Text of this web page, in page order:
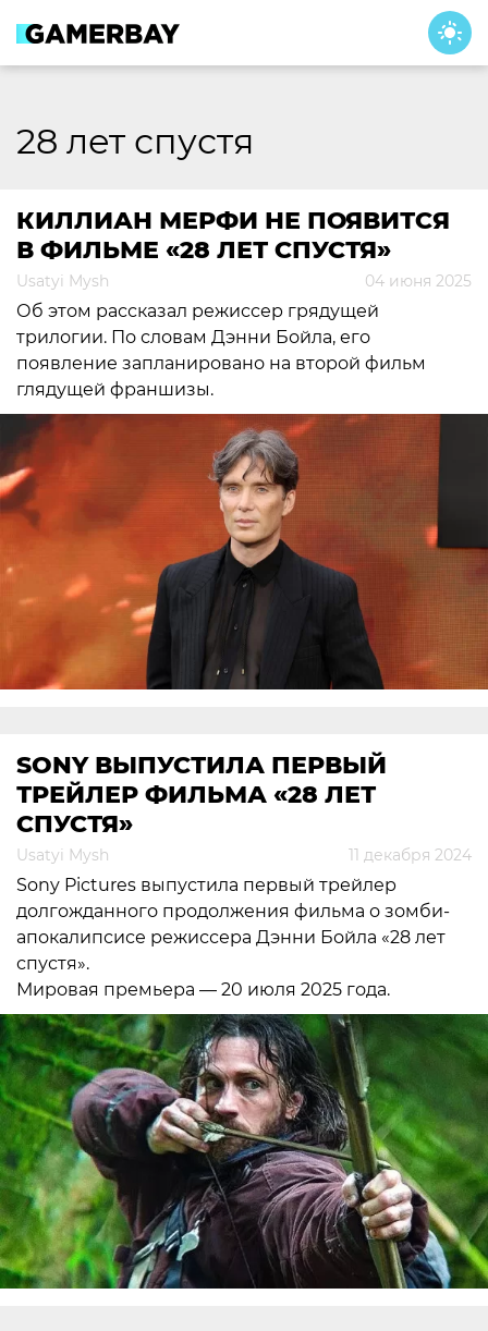
content
28 лет спустя
КИЛЛИАН МЕРФИ НЕ ПОЯВИТСЯ
В ФИЛЬМЕ «28 ЛЕТ СПУСТЯ»
Usatyi Mysh 04 июня 2025
Об этом рассказал режиссер грядущей
трилогии. По словам Дэнни Бойла, его
появление запланировано на второй фильм
глядущей франшизы.
SONY ВЫПУСТИЛА ПЕРВЫЙ
ТРЕЙЛЕР ФИЛЬМА «28 ЛЕТ
СПУСТЯ»
Usatyi Mysh 11 декабря 2024
Sony Pictures выпустила первый трейлер
долгожданного продолжения фильма о зомби-
апокалипсисе режиссера Дэнни Бойла «28 лет
спустя».
Мировая премьера — 20 июля 2025 года.